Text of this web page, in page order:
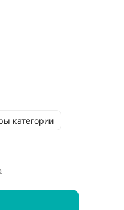
категории